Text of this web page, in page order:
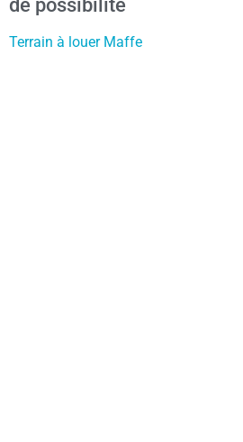
de possibilité
Terrain à louer Maffe